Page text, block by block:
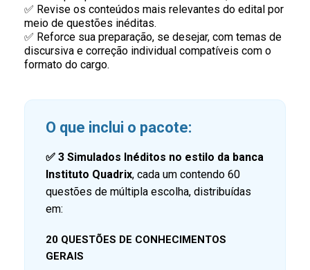
✅ Revise os conteúdos mais relevantes do edital por
meio de questões inéditas.
✅ Reforce sua preparação, se desejar, com temas de
discursiva e correção individual compatíveis com o
formato do cargo.
O que inclui o pacote:
✅ 3 Simulados Inéditos no estilo da banca
Instituto Quadrix, cada um contendo 60
questões de múltipla escolha, distribuídas
em:
20 QUESTÕES DE CONHECIMENTOS
GERAIS